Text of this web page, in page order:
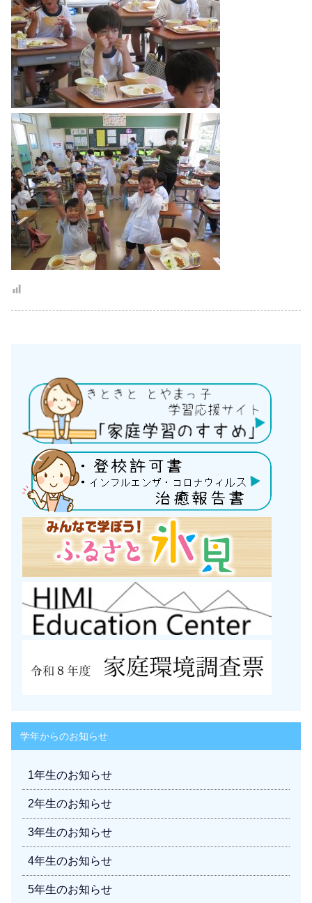
学年からのお知らせ
1年生のお知らせ
2年生のお知らせ
3年生のお知らせ
4年生のお知らせ
5年生のお知らせ